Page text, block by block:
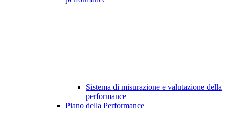
Sistema di misurazione e valutazione della
performance
Piano della Performance